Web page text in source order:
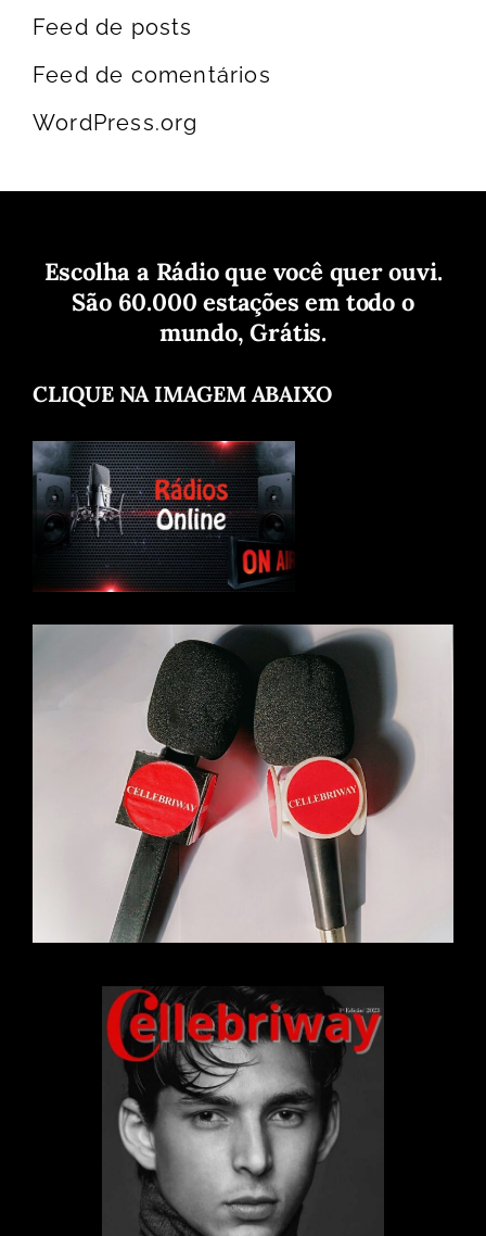
Feed de posts
Feed de comentários
WordPress.org
Escolha a Rádio que você quer ouvi.
São 60.000 estações em todo o
mundo, Grátis.
CLIQUE NA IMAGEM ABAIXO